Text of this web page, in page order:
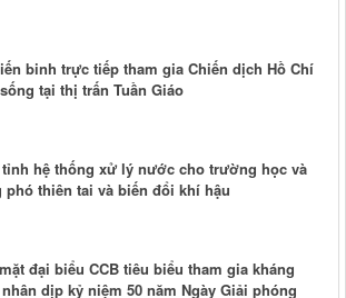
binh trực tiếp tham gia Chiến dịch Hồ Chí
tại thị trấn Tuần Giáo
tỉnh hệ thống xử lý nước cho trường học và
thiên tai và biến đổi khí hậu
đại biểu CCB tiêu biểu tham gia kháng
dịp kỷ niệm 50 năm Ngày Giải phóng